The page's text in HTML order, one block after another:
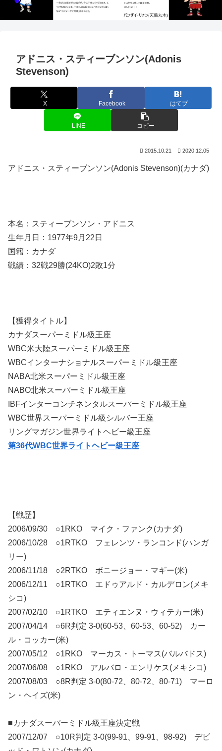
アドニス・スティーブンソン(Adonis
Stevenson)
X Facebook はてブ
LINE コピー
2015.10.21 2020.12.05
アドニス・スティーブンソン(Adonis Stevenson)(カナダ)
本名：スティーブンソン・アドニス
生年月日：1977年9月22日
国籍：カナダ
戦績：32戦29勝(24KO)2敗1分
【獲得タイトル】
カナダスーパーミドル級王座
WBC米大陸スーパーミドル級王座
WBCインターナショナルスーパーミドル級王座
NABA北米スーパーミドル級王座
NABO北米スーパーミドル級王座
IBFインターコンチネンタルスーパーミドル級王座
WBC世界スーパーミドル級シルバー王座
リングマガジン世界ライトヘビー級王座
第36代WBC世界ライトヘビー級王座
【戦歴】
2006/09/30 ○1RKO マイク・ファンク(カナダ)
2006/10/28 ○1RTKO フェレンツ・ランコンド(ハンガ
リー)
2006/11/18 ○2RTKO ボニージョー・マギー(米)
2006/12/11 ○1RTKO エドゥアルド・カルデロン(メキ
シコ)
2007/02/10 ○1RTKO エティエンヌ・ウィテカー(米)
2007/04/14 ○6R判定 3-0(60-53、60-53、60-52) カー
ル・コッカー(米)
2007/05/12 ○1RKO マーカス・トーマス(バルバドス)
2007/06/08 ○1RKO アルバロ・エンリケス(メキシコ)
2007/08/03 ○8R判定 3-0(80-72、80-72、80-71) マーロ
ン・ヘイズ(米)
■カナダスーパーミドル級王座決定戦
2007/12/07 ○10R判定 3-0(99-91、99-91、98-92) デビ